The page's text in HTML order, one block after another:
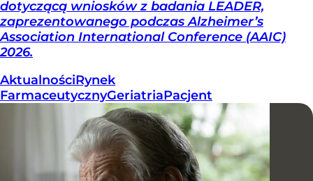
dotyczącą wniosków z badania LEADER,
zaprezentowanego podczas Alzheimer’s
Association International Conference (AAIC)
2026.
AktualnościRynek
FarmaceutycznyGeriatriaPacjent